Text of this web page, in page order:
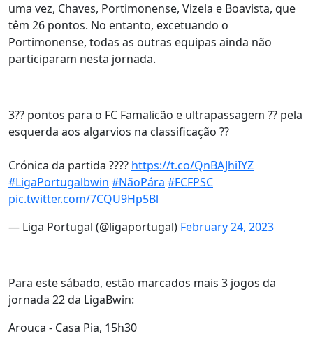
uma vez, Chaves, Portimonense, Vizela e Boavista, que
têm 26 pontos. No entanto, excetuando o
Portimonense, todas as outras equipas ainda não
participaram nesta jornada.
3?? pontos para o FC Famalicão e ultrapassagem ?? pela
esquerda aos algarvios na classificação ??
Crónica da partida ???? https://t.co/QnBAJhiIYZ
#LigaPortugalbwin #NãoPára #FCFPSC
pic.twitter.com/7CQU9Hp5Bl
— Liga Portugal (@ligaportugal) February 24, 2023
Para este sábado, estão marcados mais 3 jogos da
jornada 22 da LigaBwin:
Arouca - Casa Pia, 15h30